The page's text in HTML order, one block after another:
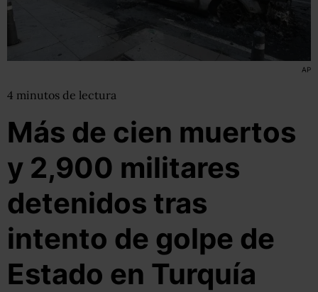
AP
4 minutos de lectura
Más de cien muertos
y 2,900 militares
detenidos tras
intento de golpe de
Estado en Turquía